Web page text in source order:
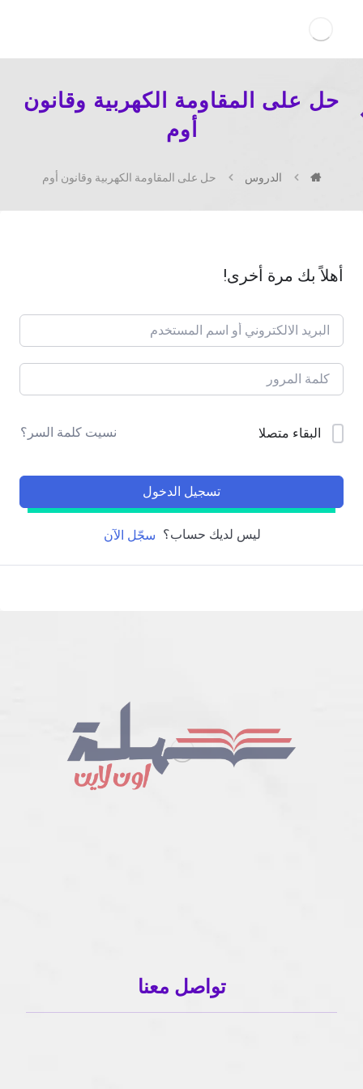
حل على المقاومة الكهربية وقانون
أوم
الدروس حل على المقاومة الكهربية وقانون أوم
أهلاً بك مرة أخرى!
البقاء متصلا نسيت كلمة السر؟
تسجيل الدخول
ليس لديك حساب؟ سجّل الآن
تواصل معنا